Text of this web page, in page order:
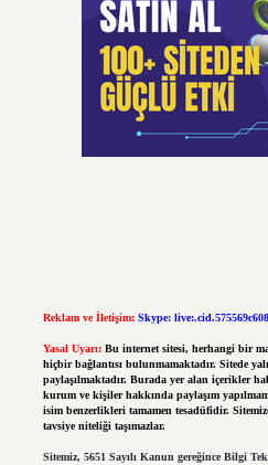
Reklam ve İletişim: Skype:
Yasal Uyarı: Bu internet sitesi, herhangi bir
hiçbir bağlantısı bulunmamaktadır. Sitede
paylaşılmaktadır. Burada yer alan içerikler
kurum ve kişiler hakkında paylaşım
isim benzerlikleri tamamen tesadüfidir.
tavsiye niteliği taşımazlar.
Sitemiz, 5651 Sayılı Kanun gereğince Bilgi